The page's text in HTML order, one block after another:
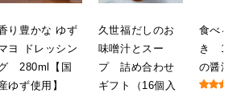
り豊かな ゆず
ヨ ドレッシン
280ml【国
ゆず使用】
久世福だしのお
味噌汁とスー
プ 詰め合わせ
ギフト（16個入
食べる
き
の醤